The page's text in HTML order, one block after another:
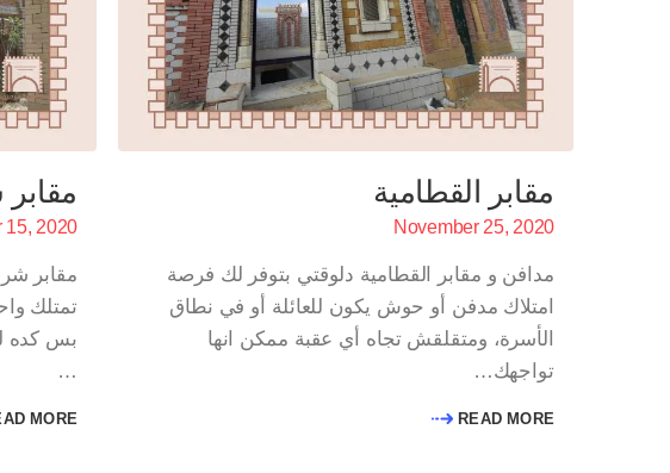
مقابر القطامية
November 25, 2020
مدافن و مقابر القطامية دلوقتي بتوفر لك فرصة
امتلاك مدفن أو حوش يكون للعائلة أو في نطاق
الأسرة، ومتقلقش تجاه أي عقبة ممكن انها
تواجهك…
READ MORE
15, 2020
مقابر
تمتلك
بس كده
…
MORE